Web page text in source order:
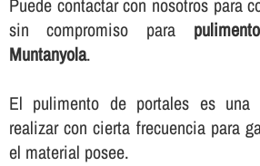
Puede contactar con nosotros para
sin compromiso para
Muntanyola.
El pulimento de portales es
realizar con cierta frecuencia para
el material posee.